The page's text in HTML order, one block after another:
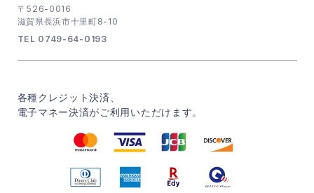
〒526-0016
滋賀県長浜市十里町8-10
TEL 0749-64-0193
各種クレジット決済、
電子マネー決済がご利用いただけます。